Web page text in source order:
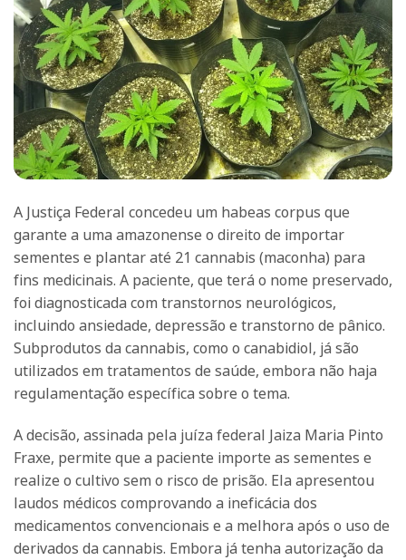
A Justiça Federal concedeu um habeas corpus que
garante a uma amazonense o direito de importar
sementes e plantar até 21 cannabis (maconha) para
fins medicinais. A paciente, que terá o nome preservado,
foi diagnosticada com transtornos neurológicos,
incluindo ansiedade, depressão e transtorno de pânico.
Subprodutos da cannabis, como o canabidiol, já são
utilizados em tratamentos de saúde, embora não haja
regulamentação específica sobre o tema.
A decisão, assinada pela juíza federal Jaiza Maria Pinto
Fraxe, permite que a paciente importe as sementes e
realize o cultivo sem o risco de prisão. Ela apresentou
laudos médicos comprovando a ineficácia dos
medicamentos convencionais e a melhora após o uso de
derivados da cannabis. Embora já tenha autorização da